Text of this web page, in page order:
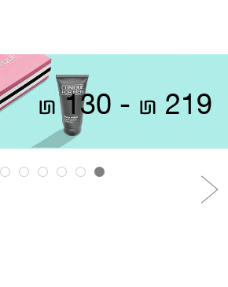
219 ₪ - 130 ₪